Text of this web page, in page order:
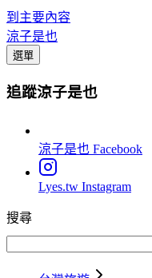
到主要內容
涼子是也
選單
追蹤涼子是也
涼子是也 Facebook
Lyes.tw Instagram
搜尋